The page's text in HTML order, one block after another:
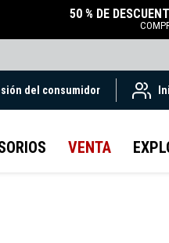
50 % DE
del consumidor
VENTA